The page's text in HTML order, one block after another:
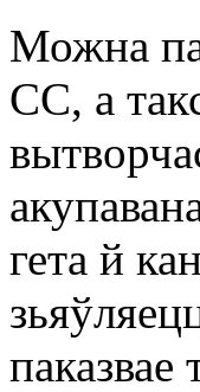
Можна
СС, а
гета й
паказвае